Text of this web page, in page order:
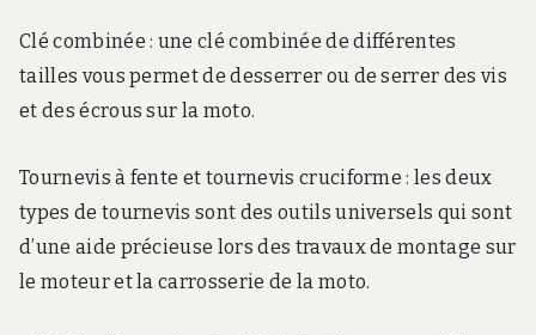
Clé combinée : une clé combinée de différentes
tailles vous permet de desserrer ou de serrer des vis
et des écrous sur la moto.
Tournevis à fente et tournevis cruciforme : les deux
types de tournevis sont des outils universels qui sont
d’une aide précieuse lors des travaux de montage sur
le moteur et la carrosserie de la moto.